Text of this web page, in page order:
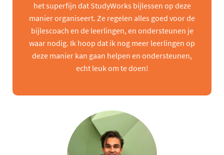
het superfijn dat StudyWorks bijlessen op deze
manier organiseert. Ze regelen alles goed voor de
bijlescoach en de leerlingen, en ondersteunen je
waar nodig. Ik hoop dat ik nog meer leerlingen op
deze manier kan gaan helpen en ondersteunen,
echt leuk om te doen!